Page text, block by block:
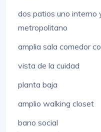
dos patios uno interno
metropolitano
amplia sala comedor
vista de la cuidad
planta baja
amplio walking closet
bano social